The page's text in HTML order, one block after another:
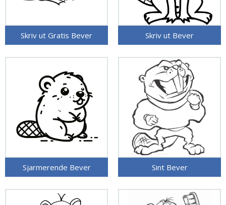
Skriv ut Gratis Bever Skriv ut Bever
Sjarmerende Bever Sint Bever